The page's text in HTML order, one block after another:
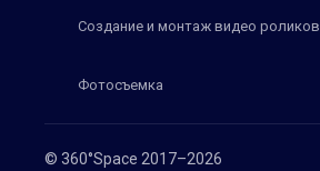
© 360°Space 2017–2026
Создание и монтаж видео роликов
Фотосъемка